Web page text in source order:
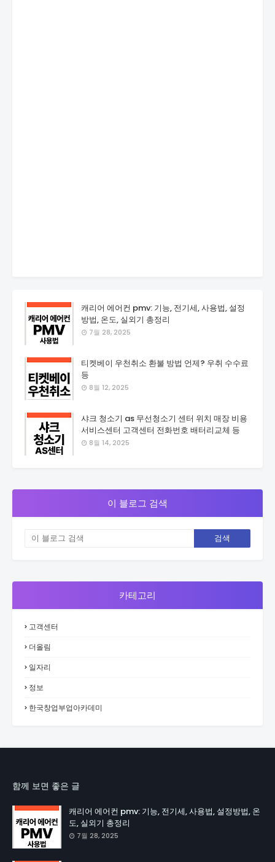
캐리어 에어컨 pmv: 기능, 전기세, 사용법, 설정
방법, 온도, 실외기 총정리
7월 28, 2025
티켓베이 우천취소 환불 방법 언제? 우취 수수료
등
8월 12, 2025
샤크 청소기 as 무선청소기 센터 위치 매장 비용
서비스센터 고객센터 전화번호 배터리교체 등
8월 14, 2025
이 블로그 검색
카테고리
고객센터
더올림
일자리
정보
한국창업부업아카데미
함께 보면 좋은 글
캐리어 에어컨 pmv: 기능, 전기세, 사용법, 설정방법, 온
도, 실외기 총정리
7월 28, 2025